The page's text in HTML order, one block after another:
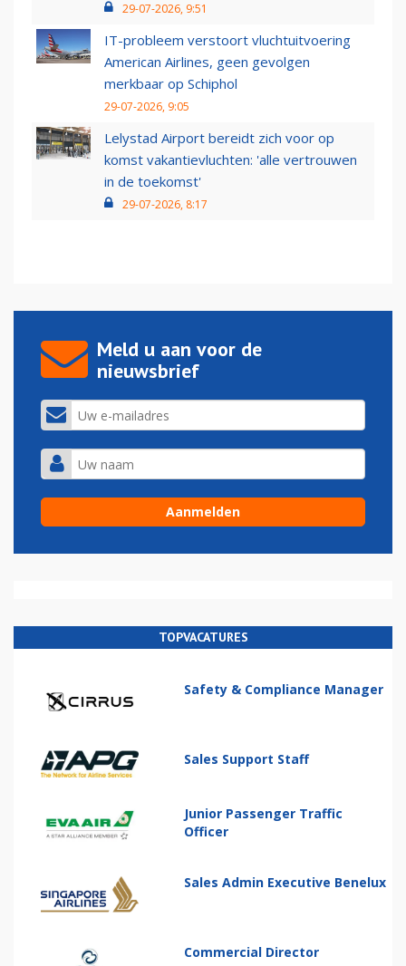
29-07-2026, 9:51
IT-probleem verstoort vluchtuitvoering
American Airlines, geen gevolgen
merkbaar op Schiphol
29-07-2026, 9:05
Lelystad Airport bereidt zich voor op
komst vakantievluchten: 'alle vertrouwen
in de toekomst'
29-07-2026, 8:17
Meld u aan voor de
nieuwsbrief
TOPVACATURES
Safety & Compliance Manager
Sales Support Staff
Junior Passenger Traffic
Officer
Sales Admin Executive Benelux
Commercial Director